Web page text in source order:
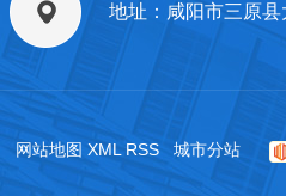
地址：咸阳市三原县
网站地图 XML RSS
城市分站
城